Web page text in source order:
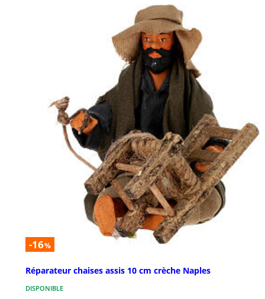
-16%
Réparateur chaises assis 10 cm crèche Naples
DISPONIBLE